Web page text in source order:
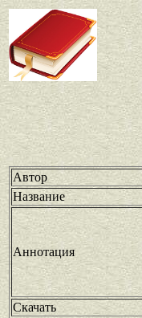
Автор
Название
Аннотация
Скачать